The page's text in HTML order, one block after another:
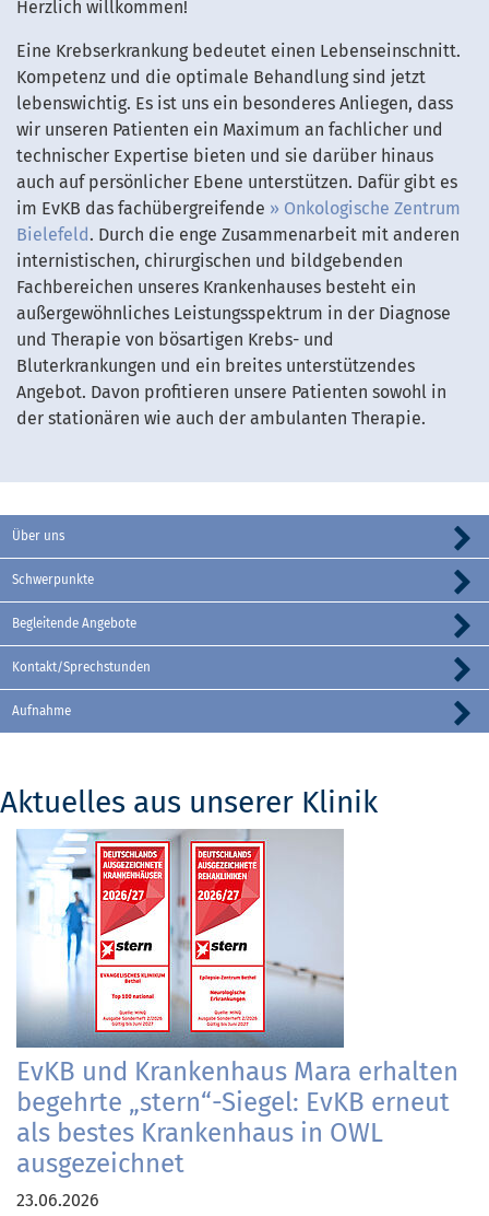
Herzlich willkommen!
Eine Krebserkrankung bedeutet einen Lebenseinschnitt.
Kompetenz und die optimale Behandlung sind jetzt
lebenswichtig. Es ist uns ein besonderes Anliegen, dass
wir unseren Patienten ein Maximum an fachlicher und
technischer Expertise bieten und sie darüber hinaus
auch auf persönlicher Ebene unterstützen. Dafür gibt es
im EvKB das fachübergreifende
Onkologische Zentrum
Bielefeld. Durch die enge Zusammenarbeit mit anderen
internistischen, chirurgischen und bildgebenden
Fachbereichen unseres Krankenhauses besteht ein
außergewöhnliches Leistungsspektrum in der Diagnose
und Therapie von bösartigen Krebs- und
Bluterkrankungen und ein breites unterstützendes
Angebot. Davon profitieren unsere Patienten sowohl in
der stationären wie auch der ambulanten Therapie.
Über uns
Schwerpunkte
Begleitende Angebote
Kontakt/Sprechstunden
Aufnahme
Aktuelles aus unserer Klinik
EvKB und Krankenhaus Mara erhalten
begehrte „stern“-Siegel: EvKB erneut
als bestes Krankenhaus in OWL
ausgezeichnet
23.06.2026